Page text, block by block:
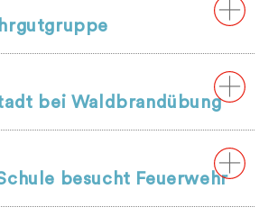
bei Waldbrandübung
besucht Feuerwehr